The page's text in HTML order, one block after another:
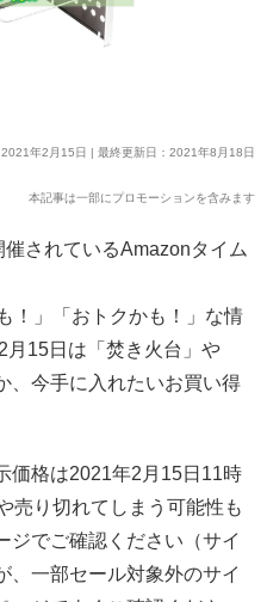
年2月15日 | 最終更新日：2021年8月18日
本記事は一部にプロモーションを含みます
されているAmazonタイム
！」「おトクかも！」な情
月15日は「焚き火台」や
、今手に入れたいお買い得
価格は2021年2月15日11時
売り切れてしまう可能性も
ジでご確認ください（サイ
、一部セール対象外のサイ